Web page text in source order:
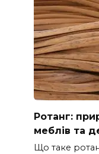
Ротанг:
меблів та
Що таке